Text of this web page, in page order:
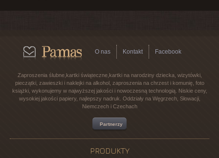
O nas Kontakt Facebook
Zaproszenia ślubne,kartki świąteczne,kartki na narodziny dziecka, wizytówki,
pieczątki, zawieszki i naklejki na alkohol, zaproszenia na chrzest i komunię, foto
książki, wykonujemy w najwyższej jakości i nowoczesną technologią. Niskie ceny,
wysokiej jakości papiery, najlepszy nadruk. Oddziały na Węgrzech, Słowacji,
Niemczech i Czechach
Partnerzy
PRODUKTY